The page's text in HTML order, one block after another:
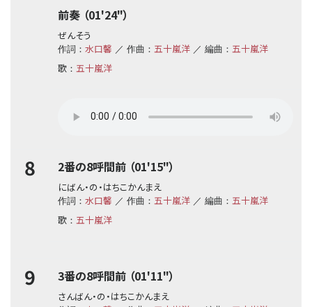
前奏 （01'24"）
ぜんそう
作詞： 水口馨 ／ 作曲： 五十嵐洋 ／ 編曲： 五十嵐洋
歌 ： 五十嵐洋
8 2番の8呼間前 （01'15"）
にばん・の・はちこかんまえ
作詞： 水口馨 ／ 作曲： 五十嵐洋 ／ 編曲： 五十嵐洋
歌 ： 五十嵐洋
9 3番の8呼間前 （01'11"）
さんばん・の・はちこかんまえ